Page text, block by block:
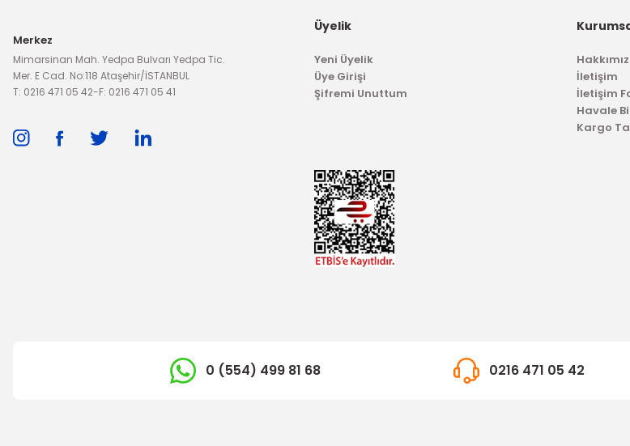
Merkez
Mimarsinan Mah. Yedpa Bulvarı Yedpa Tic.
Mer. E Cad. No:118 Ataşehir/İSTANBUL
T: 0216 471 05 42-F: 0216 471 05 41
Üyelik
Yeni Üyelik
Üye Girişi
Şifremi Unuttum
İletişim
İletişim
Havale
Kargo
0 (554) 499 81 68 0216 471 05 42